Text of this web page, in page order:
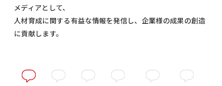
メディアとして、
人材育成に関する有益な情報を発信し、企業様の成果の創造
に貢献します。